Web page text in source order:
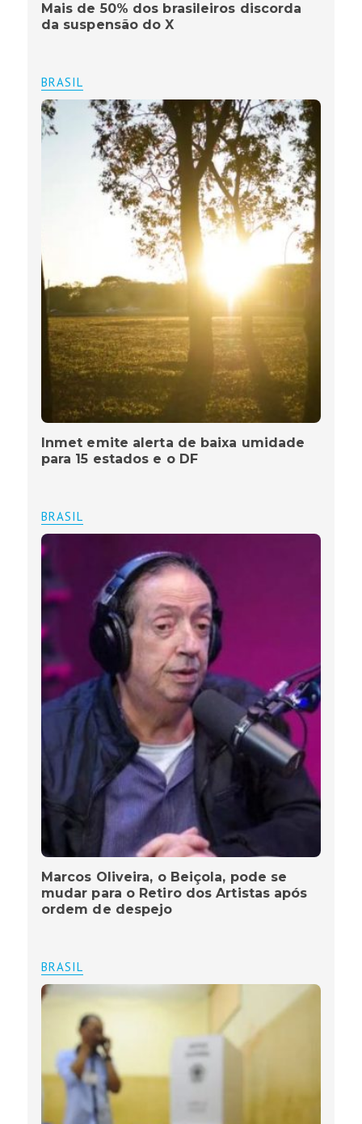
Mais de 50% dos brasileiros discorda
da suspensão do X
BRASIL
Inmet emite alerta de baixa umidade
para 15 estados e o DF
BRASIL
Marcos Oliveira, o Beiçola, pode se
mudar para o Retiro dos Artistas após
ordem de despejo
BRASIL